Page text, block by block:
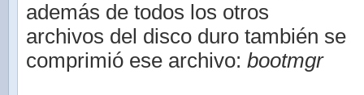
además de todos los otros
archivos del disco duro también se
comprimió ese archivo: bootmgr